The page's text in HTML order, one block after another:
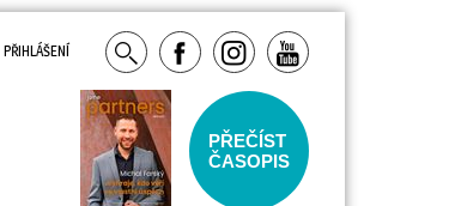
PŘIHLÁŠENÍ
PŘEČÍST
ČASOPIS